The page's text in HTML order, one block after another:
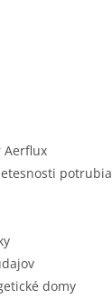
Aerflux
potrubia
domy